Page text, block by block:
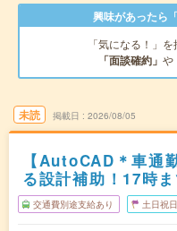
興味があったら
「気になる！」
「面談確約」 や
未読 掲載日 2026/08/05
【AutoCAD＊車通
る設計補助！17時
交通費別途支給あり 土日祝